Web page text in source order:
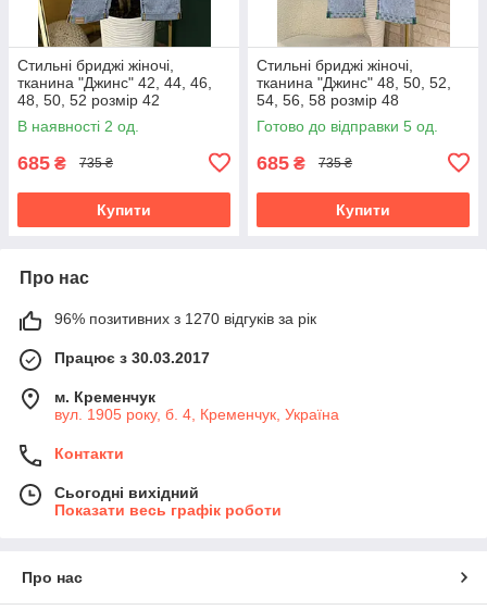
Стильні бриджі жіночі,
тканина "Джинс" 42, 44, 46,
48, 50, 52 розмір 42
В наявності 2 од.
685 ₴ 735 ₴
Купити
Стильні бриджі жіночі,
тканина "Джинс" 48, 50, 52,
54, 56, 58 розмір 48
Готово до відправки 5 од.
685 ₴ 735 ₴
Купити
Про нас
96% позитивних з 1270 відгуків за рік
Працює з 30.03.2017
м. Кременчук
вул. 1905 року, б. 4, Кременчук, Україна
Контакти
Сьогодні вихідний
Показати весь графік роботи
Про нас